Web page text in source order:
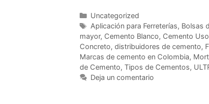
Uncategorized
Aplicación para Ferreterías, Bolsas
mayor, Cemento Blanco, Cemento
Concreto, distribuidores de cemento,
Marcas de cemento en Colombia,
de Cemento, Tipos de Cementos,
Deja un comentario